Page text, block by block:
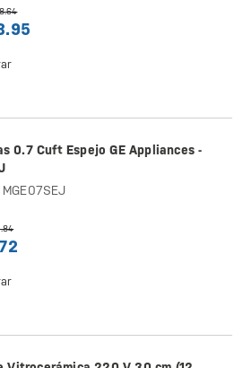
0.7 Cuft Espejo GE Appliances -